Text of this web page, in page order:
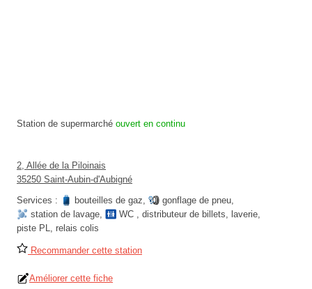
Station de supermarché ouvert en continu
2, Allée de la Piloinais
35250 Saint-Aubin-d'Aubigné
Services :
bouteilles de gaz, gonflage de pneu,
station de lavage, WC , distributeur de billets, laverie,
piste PL, relais colis
Recommander cette station
Améliorer cette fiche